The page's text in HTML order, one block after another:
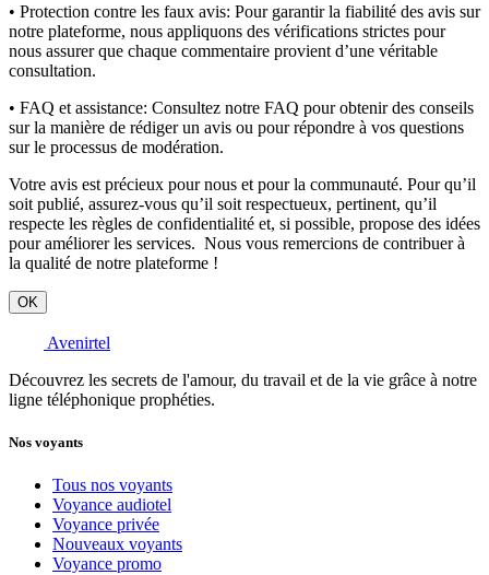
• Protection contre les faux avis: Pour garantir la fiabilité des avis sur
notre plateforme, nous appliquons des vérifications strictes pour
nous assurer que chaque commentaire provient d’une véritable
consultation.
• FAQ et assistance: Consultez notre FAQ pour obtenir des conseils
sur la manière de rédiger un avis ou pour répondre à vos questions
sur le processus de modération.
Votre avis est précieux pour nous et pour la communauté. Pour qu’il
soit publié, assurez-vous qu’il soit respectueux, pertinent, qu’il
respecte les règles de confidentialité et, si possible, propose des idées
pour améliorer les services. Nous vous remercions de contribuer à
la qualité de notre plateforme !
OK
Avenirtel
Découvrez les secrets de l'amour, du travail et de la vie grâce à notre
ligne téléphonique prophéties.
Nos voyants
Tous nos voyants
Voyance audiotel
Voyance privée
Nouveaux voyants
Voyance promo